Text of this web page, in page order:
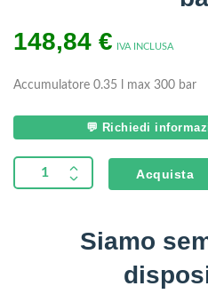
148,84 € IVA INCLUSA
Accumulatore 0.35 l max 300 bar
💬 Richiedi
Acquista
Siamo